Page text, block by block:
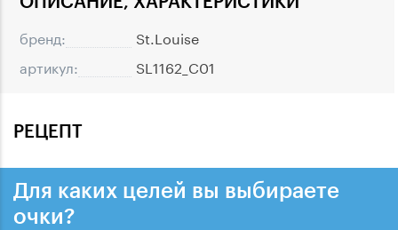
бренд:
St.Louise
артикул:
SL1162_C01
РЕЦЕПТ
Для каких целей вы выбираете
очки?